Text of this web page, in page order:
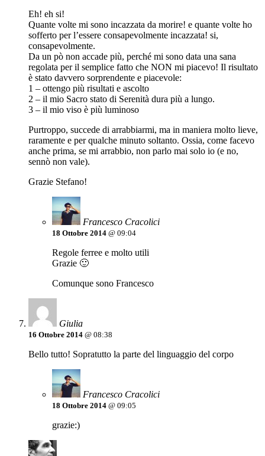
Eh! eh si!
Quante volte mi sono incazzata da morire! e quante volte ho
sofferto per l’essere consapevolmente incazzata! si,
consapevolmente.
Da un pò non accade più, perché mi sono data una sana
regolata per il semplice fatto che NON mi piacevo! Il risultato
è stato davvero sorprendente e piacevole:
1 – ottengo più risultati e ascolto
2 – il mio Sacro stato di Serenità dura più a lungo.
3 – il mio viso è più luminoso
Purtroppo, succede di arrabbiarmi, ma in maniera molto lieve,
raramente e per qualche minuto soltanto. Ossia, come facevo
anche prima, se mi arrabbio, non parlo mai solo io (e no,
sennò non vale).
Grazie Stefano!
Francesco Cracolici
18 Ottobre 2014 @ 09:04
Regole ferree e molto utili
Grazie 🙂
Comunque sono Francesco
Giulia
16 Ottobre 2014 @ 08:38
Bello tutto! Sopratutto la parte del linguaggio del corpo
Francesco Cracolici
18 Ottobre 2014 @ 09:05
grazie:)